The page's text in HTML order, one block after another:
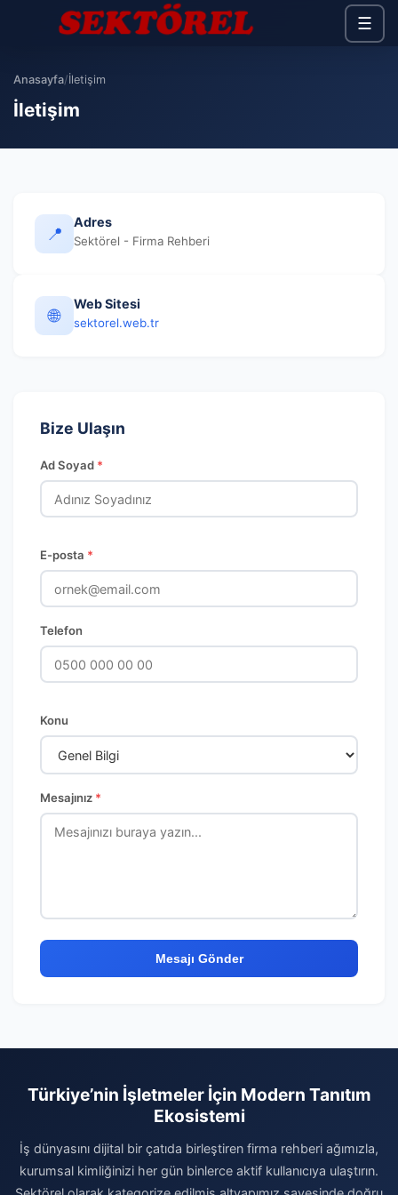
☰
Anasayfa/İletişim
İletişim
📍
Adres
Sektörel - Firma Rehberi
🌐
Web Sitesi
sektorel.web.tr
Bize Ulaşın
Ad Soyad *
E-posta *
Telefon
Konu
Mesajınız *
Mesajı Gönder
Türkiye’nin İşletmeler İçin Modern Tanıtım
Ekosistemi
İş dünyasını dijital bir çatıda birleştiren firma rehberi ağımızla,
kurumsal kimliğinizi her gün binlerce aktif kullanıcıya ulaştırın.